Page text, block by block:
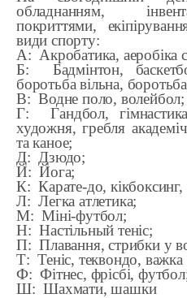
обладнанням,
покриттями,
види спорту:
А: Акробатика, аеробіка
Б: Бадмінтон,
боротьба вільна,
В: Водне поло, волейбол;
Г: Гандбол, гімнастика
художня, гребля
та каное;
Д: Дзюдо;
Й: Йога;
К: Карате-до, кікбоксинг,
Л: Легка атлетика;
М: Міні-футбол;
Н: Настільный теніс;
П: Плавання, стрибки у
Т: Теніс, теквондо, важка
Ф: Фітнес, фрісбі,
Ш: Шахмати, шашки